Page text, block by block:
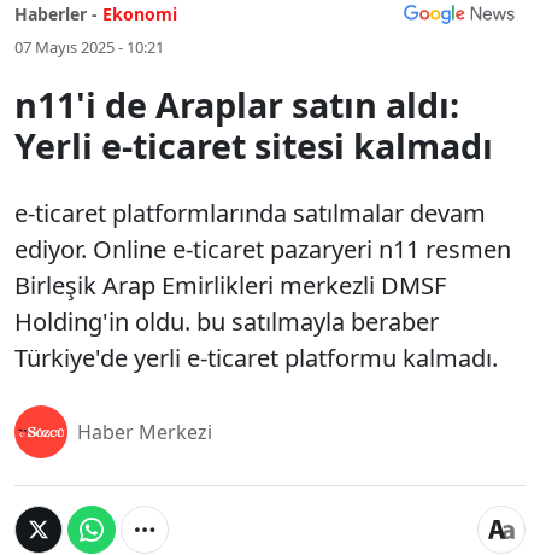
Haberler - Ekonomi
07 Mayıs 2025 - 10:21
n11'i de Araplar satın aldı:
Yerli e-ticaret sitesi kalmadı
e-ticaret platformlarında satılmalar devam
ediyor. Online e-ticaret pazaryeri n11 resmen
Birleşik Arap Emirlikleri merkezli DMSF
Holding'in oldu. bu satılmayla beraber
Türkiye'de yerli e-ticaret platformu kalmadı.
Haber Merkezi